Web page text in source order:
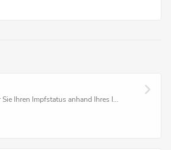
Ihren Impfstatus anhand Ihres I...